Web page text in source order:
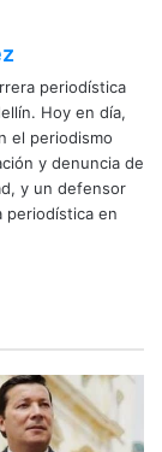
periodística
Hoy en día,
el periodismo
y denuncia de
y un defensor
periodística en